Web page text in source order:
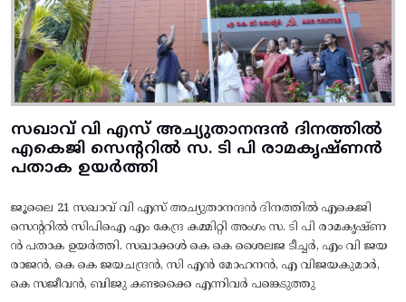
സഖാവ് വി എസ് അച്യുതാനന്ദൻ ദിനത്തിൽ
എകെജി സെന്ററിൽ സ. ടി പി രാമകൃഷ്‌ണൻ
പതാക ഉയർത്തി
ജൂലൈ 21 സഖാവ് വി എസ് അച്യുതാനന്ദൻ ദിനത്തിൽ എകെജി
സെന്ററിൽ സിപിഐ എം കേന്ദ്ര കമ്മിറ്റി അംഗം സ. ടി പി രാമകൃഷ്‌ണ
ൻ പതാക ഉയർത്തി. സഖാക്കൾ കെ കെ ശൈലജ ടീച്ചർ, എം വി ജയ
രാജൻ, കെ കെ ജയചന്ദ്രൻ, സി എൻ മോഹനൻ, എ വിജയകുമാർ,
കെ സജീവൻ, ബിജു കണ്ടക്കൈ എന്നിവർ പങ്കെടുത്തു